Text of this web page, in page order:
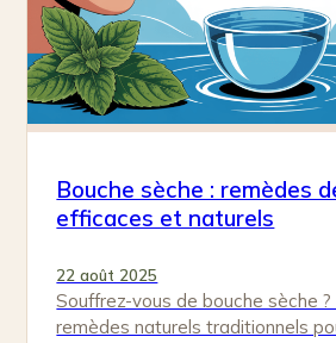
Bouche sèche : remèdes
efficaces et naturels
22 août 2025
Souffrez-vous de bouche sèche
remèdes naturels traditionnels